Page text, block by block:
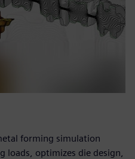
forming simulation
loads, optimizes die design,